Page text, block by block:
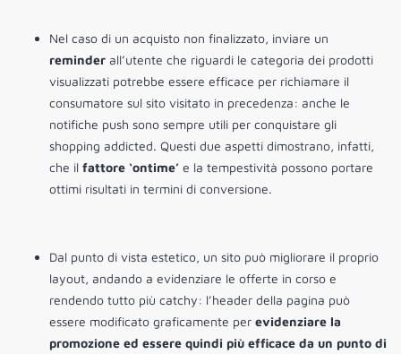
Nel caso di un acquisto non finalizzato, inviare un
reminder all’utente che riguardi le categoria dei prodotti
visualizzati potrebbe essere efficace per richiamare il
consumatore sul sito visitato in precedenza: anche le
notifiche push sono sempre utili per conquistare gli
shopping addicted. Questi due aspetti dimostrano, infatti,
che il fattore ‘ontime’ e la tempestività possono portare
ottimi risultati in termini di conversione.
Dal punto di vista estetico, un sito può migliorare il proprio
layout, andando a evidenziare le offerte in corso e
rendendo tutto più catchy: l’header della pagina può
essere modificato graficamente per evidenziare la
promozione ed essere quindi più efficace da un punto di